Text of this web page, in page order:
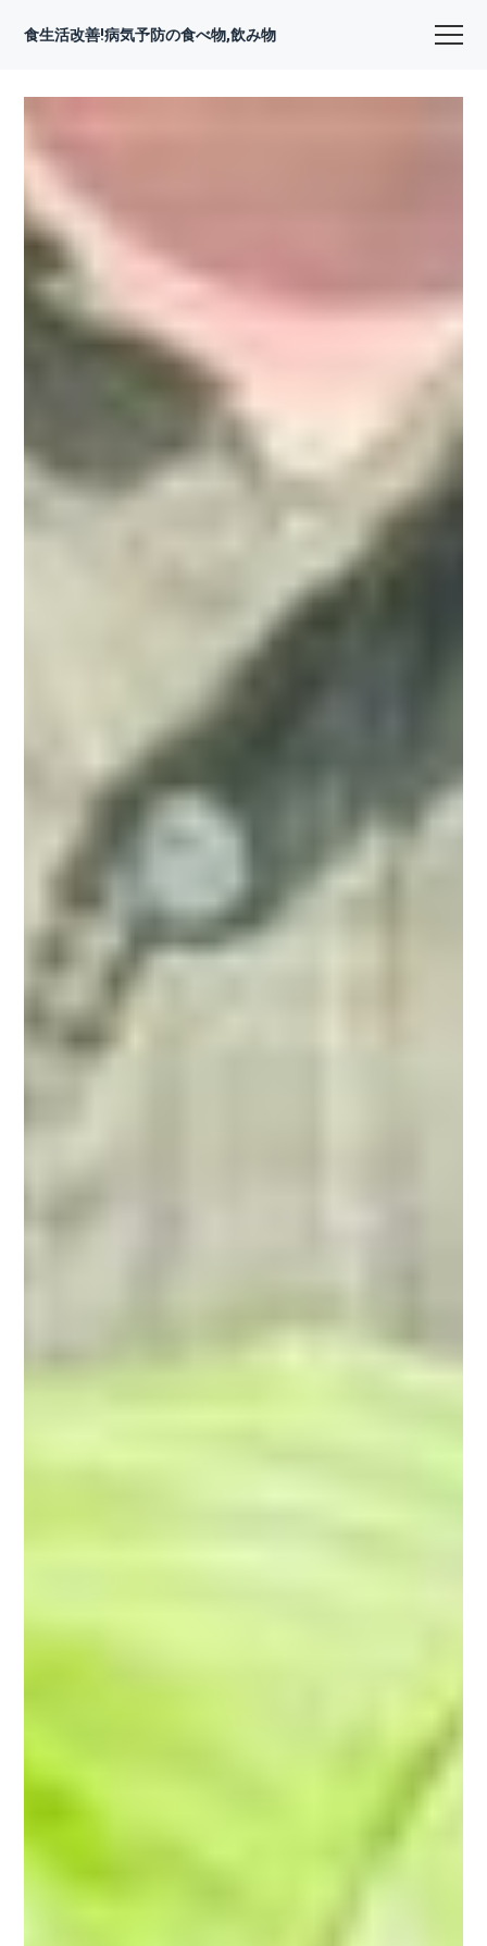
食生活改善!病気予防の食べ物,飲み物